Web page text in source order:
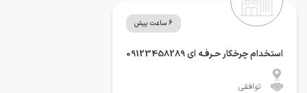
6 ساعت پیش
استخدام چرخکار حـرفـه ای 09123458289
توافقی